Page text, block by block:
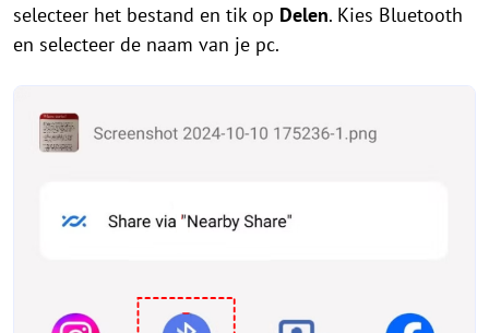
selecteer het bestand en tik op Delen. Kies Bluetooth
en selecteer de naam van je pc.